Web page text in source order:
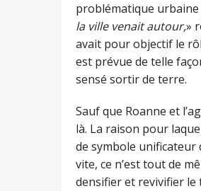
problématique
la ville venait autour,»
avait pour objectif le
est prévue de telle
sensé sortir de terre.
Sauf que Roanne et
là. La raison pour
de symbole unificateur
vite, ce n’est tout de
densifier et revivifier le